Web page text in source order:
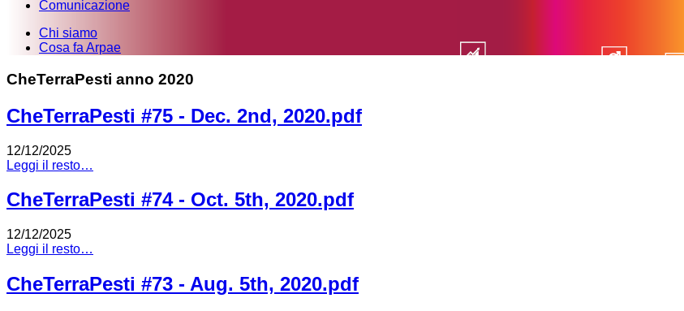
Comunicazione
Chi siamo
Cosa fa Arpae
CheTerraPesti anno 2020
CheTerraPesti #75 - Dec. 2nd, 2020.pdf
12/12/2025
Leggi il resto…
CheTerraPesti #74 - Oct. 5th, 2020.pdf
12/12/2025
Leggi il resto…
CheTerraPesti #73 - Aug. 5th, 2020.pdf